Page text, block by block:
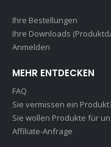
Ihre Bestellungen
Ihre Downloads
Anmelden
MEHR ENTDECKEN
FAQ
Sie vermissen ein
Sie wollen Produkte für
Affiliate-Anfrage